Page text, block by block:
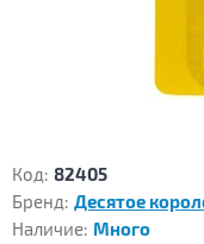
Код: 82405
Бренд: Десятое
Наличие: Много